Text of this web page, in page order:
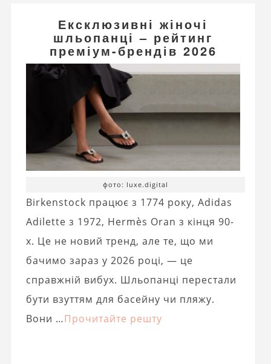
Ексклюзивні жіночі
шльопанці – рейтинг
преміум-брендів 2026
фото: luxe.digital
Birkenstock працює з 1774 року, Adidas
Adilette з 1972, Hermès Oran з кінця 90-
х. Це не новий тренд, але те, що ми
бачимо зараз у 2026 році, — це
справжній вибух. Шльопанці перестали
бути взуттям для басейну чи пляжу.
Вони …Прочитайте решту